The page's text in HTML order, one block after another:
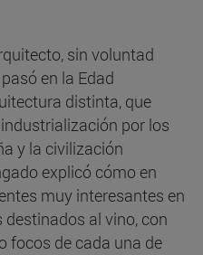
sin voluntad
en la Edad
distinta, que
por los
y la civilización
explicó cómo en
muy interesantes en
al vino, con
focos de cada una de